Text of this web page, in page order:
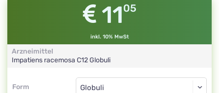
1105
inkl. 10% MwSt
Arzneimittel
Impatiens racemosa C12Globuli
Form
Form